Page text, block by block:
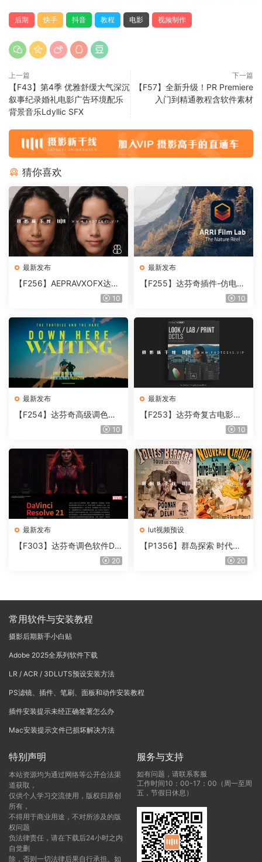
后期 快手 抖音 教程 电影 视频制作
上一篇
【F43】第4季 优雅舒缓大气深沉
叙事纪录婚礼电影广告环境配乐
背景音乐Ldyllic SFX
下一篇
【F57】全新升级！PR Premiere
入门到精通教程含软件素材
猜你喜欢
最新发布
【F256】AEPRAVXOFX达芬
奇视频人像磨皮润肤美颜插件
10
最新发布
【F255】达芬奇插件-仿电影
胶片视频调色插件 ARRI Film
10
最新发布
【F254】达芬奇高级调色插
件 Contour V2.2.2 WinMac10
最新发布
【F253】达芬奇复古电影胶
片质感DCTL节点调色预设 M
T V4.0
10
最新发布
【F303】达芬奇调色软件Da
Vinci Resolve Studio21.0.320
lut视频预设
【P1356】群岛探索 时代马
戏团 – QUEST 60 调色预设A
20
常用软件与安装教程
摄影后期新手小白贴
Adobe 2025全系列软件下载
LR / ACR / 3DLUTS预设安装方法
PS滤镜、插件、笔刷、面板和动作安装教程
插件安装提示未经正确签署怎么办
Mac安装提示文件已损坏解决方法
特别声明
本站资源均为通过网络等公开合法渠
道获取，
仅供个人学习交流使用，版权归原创
所有，
不得用于商业用途，不对所涉及的版
权问题
负法律责任，请在下载后24小时之内
自觉删
除，否则一切法律后果自行承担。如
服务与支持
如有问题，请联系客服
工作时间10：00-17：00（周一至周
五，节假日休息）